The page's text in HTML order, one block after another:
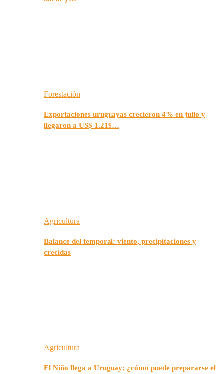
Forestación
Exportaciones uruguayas crecieron 4% en julio y
llegaron a US$ 1.219…
Agricultura
Balance del temporal: viento, precipitaciones y
crecidas
Agricultura
El Niño llega a Uruguay: ¿cómo puede prepararse el